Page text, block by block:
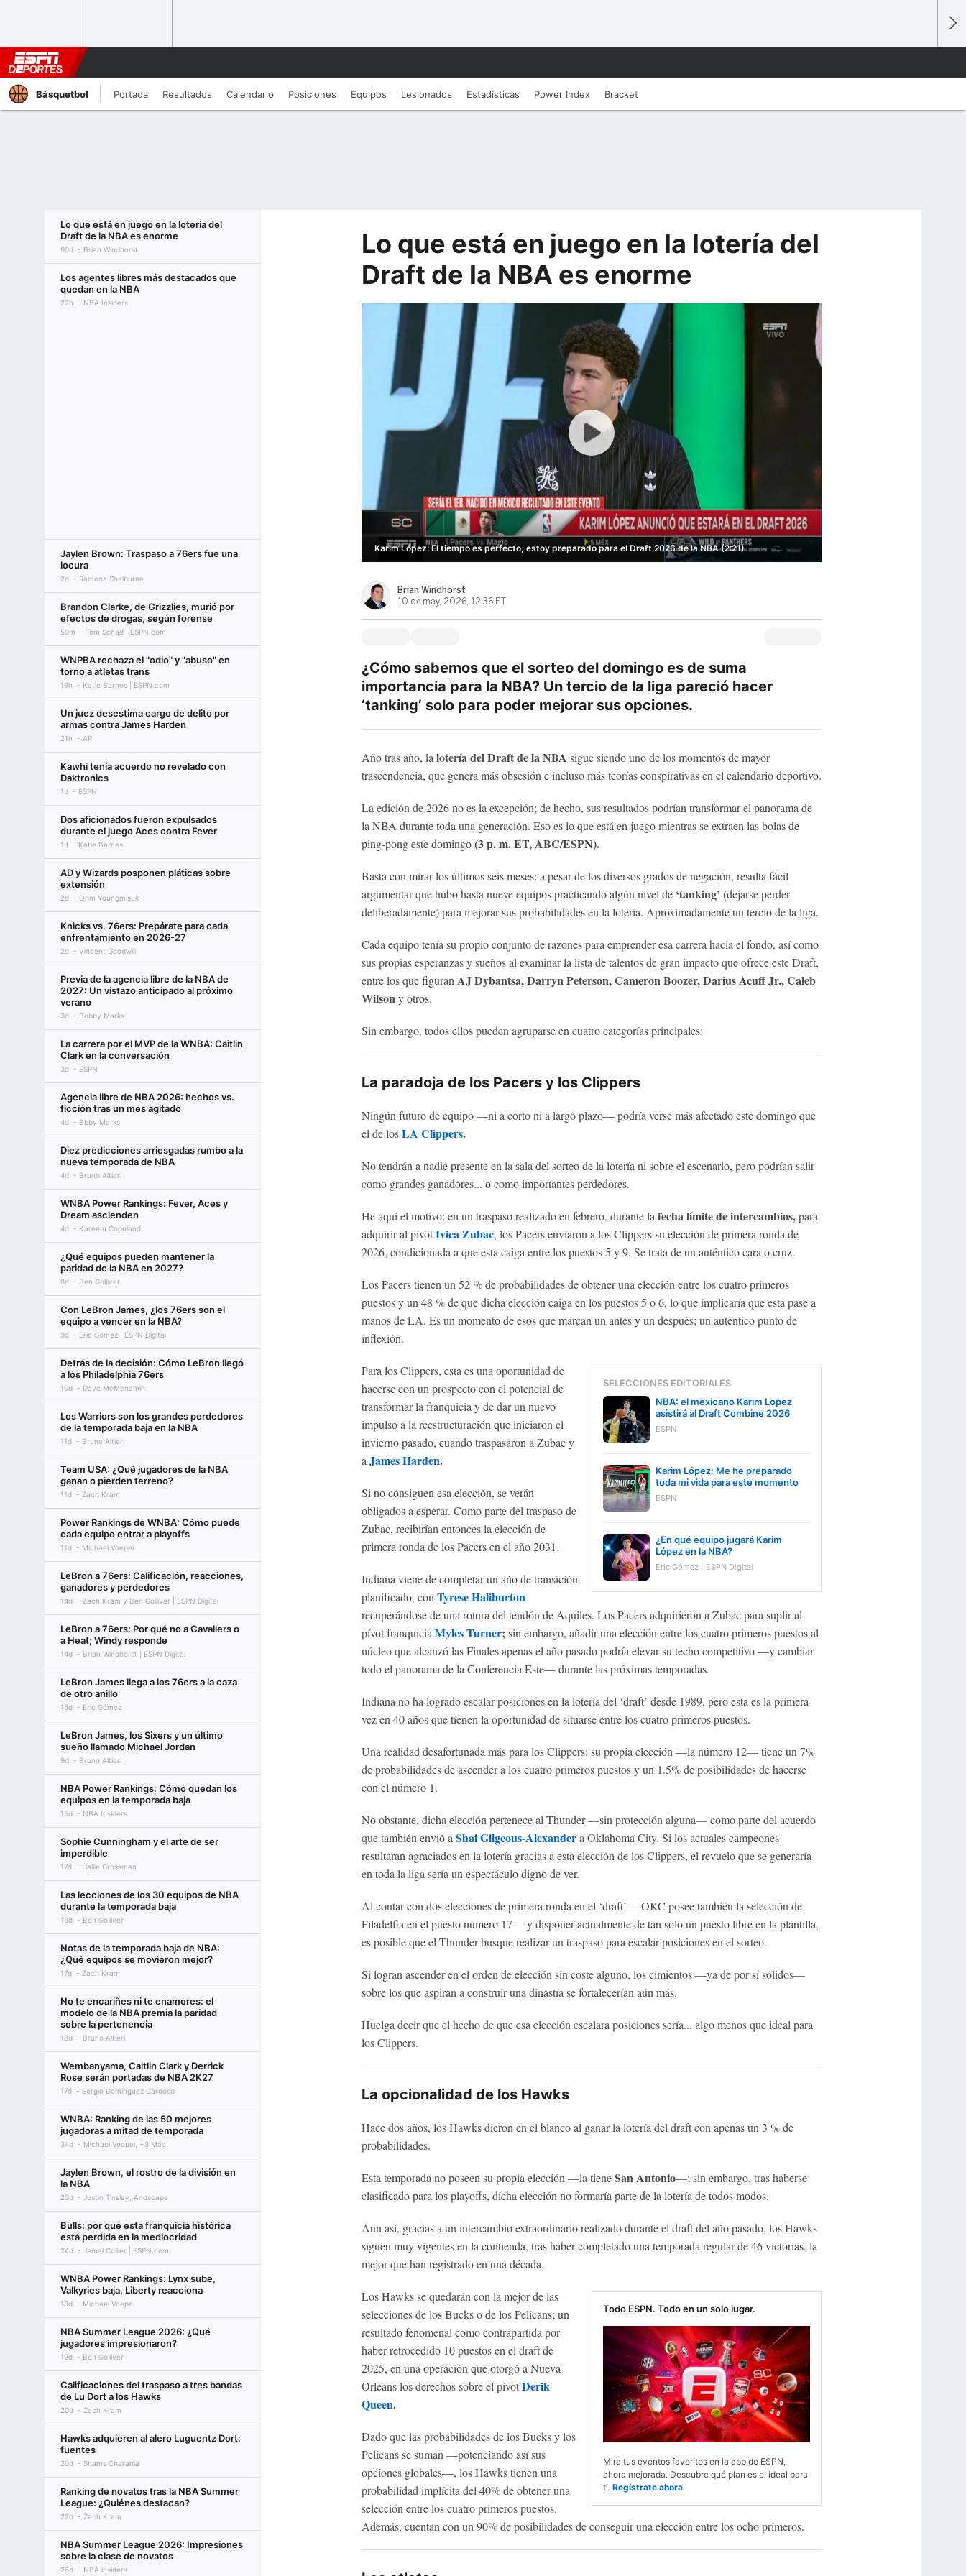
Básquetbol Portada Resultados Calendario Posiciones Equipos Lesionados Estadí­sticas Power Index Bracket
Lo que está en juego en la lotería del
Draft de la NBA es enorme
90d Brian Windhorst
Los agentes libres más destacados que
quedan en la NBA
22h NBA Insiders
Jaylen Brown: Traspaso a 76ers fue una
locura
2d Ramona Shelburne
Brandon Clarke, de Grizzlies, murió por
efectos de drogas, según forense
59m Tom Schad | ESPN.com
WNPBA rechaza el "odio" y "abuso" en
torno a atletas trans
19h Katie Barnes | ESPN.com
Un juez desestima cargo de delito por
armas contra James Harden
21h AP
Kawhi tenía acuerdo no revelado con
Daktronics
1d ESPN
Dos aficionados fueron expulsados
durante el juego Aces contra Fever
1d Katie Barnes
AD y Wizards posponen pláticas sobre
extensión
2d Ohm Youngmisuk
Knicks vs. 76ers: Prepárate para cada
enfrentamiento en 2026-27
2d Vincent Goodwill
Previa de la agencia libre de la NBA de
2027: Un vistazo anticipado al próximo
verano
3d Bobby Marks
La carrera por el MVP de la WNBA: Caitlin
Clark en la conversación
3d ESPN
Agencia libre de NBA 2026: hechos vs.
ficción tras un mes agitado
4d Bbby Marks
Diez predicciones arriesgadas rumbo a la
nueva temporada de NBA
4d Bruno Altieri
WNBA Power Rankings: Fever, Aces y
Dream ascienden
4d Kareem Copeland
¿Qué equipos pueden mantener la
paridad de la NBA en 2027?
8d Ben Golliver
Con LeBron James, ¿los 76ers son el
equipo a vencer en la NBA?
9d Eric Gómez | ESPN Digital
Detrás de la decisión: Cómo LeBron llegó
a los Philadelphia 76ers
10d Dave McMenamin
Los Warriors son los grandes perdedores
de la temporada baja en la NBA
11d Bruno Altieri
Team USA: ¿Qué jugadores de la NBA
ganan o pierden terreno?
11d Zach Kram
Power Rankings de WNBA: Cómo puede
cada equipo entrar a playoffs
11d Michael Voepel
LeBron a 76ers: Calificación, reacciones,
ganadores y perdedores
14d Zach Kram y Ben Golliver | ESPN Digital
LeBron a 76ers: Por qué no a Cavaliers o
a Heat; Windy responde
14d Brian Windhorst | ESPN Digital
LeBron James llega a los 76ers a la caza
de otro anillo
15d Eric Gómez
LeBron James, los Sixers y un último
sueño llamado Michael Jordan
9d Bruno Altieri
NBA Power Rankings: Cómo quedan los
equipos en la temporada baja
15d NBA Insiders
Sophie Cunningham y el arte de ser
imperdible
17d Hallie Grossman
Las lecciones de los 30 equipos de NBA
durante la temporada baja
16d Ben Golliver
Notas de la temporada baja de NBA:
¿Qué equipos se movieron mejor?
17d Zach Kram
No te encariñes ni te enamores: el
modelo de la NBA premia la paridad
sobre la pertenencia
18d Bruno Altieri
Wembanyama, Caitlin Clark y Derrick
Rose serán portadas de NBA 2K27
17d Sergio Domínguez Cardoso
WNBA: Ranking de las 50 mejores
jugadoras a mitad de temporada
34d Michael Voepel, +3 Más
Jaylen Brown, el rostro de la división en
la NBA
23d Justin Tinsley, Andscape
Bulls: por qué esta franquicia histórica
está perdida en la mediocridad
24d Jamal Collier | ESPN.com
WNBA Power Rankings: Lynx sube,
Valkyries baja, Liberty reacciona
18d Michael Voepel
NBA Summer League 2026: ¿Qué
jugadores impresionaron?
19d Ben Golliver
Calificaciones del traspaso a tres bandas
de Lu Dort a los Hawks
20d Zach Kram
Hawks adquieren al alero Luguentz Dort:
fuentes
20d Shams Charania
Ranking de novatos tras la NBA Summer
League: ¿Quiénes destacan?
22d Zach Kram
NBA Summer League 2026: Impresiones
sobre la clase de novatos
26d NBA insiders
Lo que está en juego en la lotería del
Draft de la NBA es enorme
Karim López: El tiempo es perfecto, estoy preparado para el Draft 2026 de la NBA (2:21)
Brian Windhorst
10 de may, 2026, 12:36 ET
¿Cómo sabemos que el sorteo del domingo es de suma
importancia para la NBA? Un tercio de la liga pareció hacer
‘tanking’ solo para poder mejorar sus opciones.
Año tras año, la lotería del Draft de la NBA sigue siendo uno de los momentos de mayor
trascendencia, que genera más obsesión e incluso más teorías conspirativas en el calendario deportivo.
La edición de 2026 no es la excepción; de hecho, sus resultados podrían transformar el panorama de
la NBA durante toda una generación. Eso es lo que está en juego mientras se extraen las bolas de
ping-pong este domingo(3 p. m. ET, ABC/ESPN).
Basta con mirar los últimos seis meses: a pesar de los diversos grados de negación, resulta fácil
argumentar que hubo hasta nueve equipos practicando algún nivel de ‘tanking’ (dejarse perder
deliberadamente) para mejorar sus probabilidades en la lotería. Aproximadamente un tercio de la liga.
Cada equipo tenía su propio conjunto de razones para emprender esa carrera hacia el fondo, así como
sus propias esperanzas y sueños al examinar la lista de talentos de gran impacto que ofrece este Draft,
entre los que figuran AJ Dybantsa, Darryn Peterson, Cameron Boozer, Darius Acuff Jr., Caleb
Wilson y otros.
Sin embargo, todos ellos pueden agruparse en cuatro categorías principales:
La paradoja de los Pacers y los Clippers
Ningún futuro de equipo —ni a corto ni a largo plazo— podría verse más afectado este domingo que
el de losLA Clippers.
No tendrán a nadie presente en la sala del sorteo de la lotería ni sobre el escenario, pero podrían salir
como grandes ganadores... o como importantes perdedores.
He aquí el motivo: en un traspaso realizado en febrero, durante la fecha límite de intercambios,para
adquirir al pívotIvica Zubac, los Pacers enviaron a los Clippers su elección de primera ronda de
2026, condicionada a que esta caiga entre los puestos 5 y 9. Se trata de un auténtico cara o cruz.
Los Pacers tienen un 52 % de probabilidades de obtener una elección entre los cuatro primeros
puestos y un 48 % de que dicha elección caiga en los puestos 5 o 6, lo que implicaría que esta pase a
manos de LA. Es un momento de esos que marcan un antes y un después; un auténtico punto de
inflexión.
SELECCIONES EDITORIALES
NBA: el mexicano Karim Lopez
asistirá al Draft Combine 2026
ESPN
Karim López: Me he preparado
toda mi vida para este momento
ESPN
¿En qué equipo jugará Karim
López en la NBA?
Eric Gómez | ESPN Digital
Para los Clippers, esta es una oportunidad de
hacerse con un prospecto con el potencial de
transformar la franquicia y de dar un nuevo
impulso a la reestructuración que iniciaron el
invierno pasado, cuando traspasaron a Zubac y
a James Harden.
Si no consiguen esa elección, se verán
obligados a esperar. Como parte del traspaso de
Zubac, recibirían entonces la elección de
primera ronda de los Pacers en el año 2031.
Indiana viene de completar un año de transición
planificado, con Tyrese Haliburton
recuperándose de una rotura del tendón de Aquiles. Los Pacers adquirieron a Zubac para suplir al
pívot franquicia Myles Turner; sin embargo, añadir una elección entre los cuatro primeros puestos al
núcleo que alcanzó las Finales apenas el año pasado podría elevar su techo competitivo —y cambiar
todo el panorama de la Conferencia Este— durante las próximas temporadas.
Indiana no ha logrado escalar posiciones en la lotería del ‘draft’ desde 1989, pero esta es la primera
vez en 40 años que tienen la oportunidad de situarse entre los cuatro primeros puestos.
Una realidad desafortunada más para los Clippers: su propia elección —la número 12— tiene un 7%
de probabilidades de ascender a los cuatro primeros puestos y un 1.5% de posibilidades de hacerse
con el número 1.
No obstante, dicha elección pertenece al Thunder —sin protección alguna— como parte del acuerdo
que también envió a Shai Gilgeous-Alexandera Oklahoma City. Si los actuales campeones
resultaran agraciados en la lotería gracias a esta elección de los Clippers, el revuelo que se generaría
en toda la liga sería un espectáculo digno de ver.
Al contar con dos elecciones de primera ronda en el ‘draft’ —OKC posee también la selección de
Filadelfia en el puesto número 17— y disponer actualmente de tan solo un puesto libre en la plantilla,
es posible que el Thunder busque realizar un traspaso para escalar posiciones en el sorteo.
Si logran ascender en el orden de elección sin coste alguno, los cimientos —ya de por sí sólidos—
sobre los que aspiran a construir una dinastía se fortalecerían aún más.
Huelga decir que el hecho de que esa elección escalara posiciones sería... algo menos que ideal para
los Clippers.
La opcionalidad de los Hawks
Hace dos años, los Hawks dieron en el blanco al ganar la lotería del draft con apenas un 3 % de
probabilidades.
Esta temporada no poseen su propia elección —la tieneSan Antonio—; sin embargo, tras haberse
clasificado para los playoffs, dicha elección no formaría parte de la lotería de todos modos.
Aun así, gracias a un intercambio extraordinario realizado durante el draft del año pasado, los Hawks
siguen muy vigentes en la contienda, tras haber completado una temporada regular de 46 victorias, la
mejor que han registrado en una década.
Todo ESPN. Todo en un solo lugar.
Mira tus eventos favoritos en la app de ESPN,
ahora mejorada. Descubre qué plan es el ideal para
ti. Regístrate ahora
Los Hawks se quedarán con la mejor de las
selecciones de los Bucks o de los Pelicans; un
resultado fenomenal como contrapartida por
haber retrocedido 10 puestos en el draft de
2025, en una operación que otorgó a Nueva
Orleans los derechos sobre el pívotDerik
Queen.
Dado que las probabilidades de los Bucks y los
Pelicans se suman —potenciando así sus
opciones globales—, los Hawks tienen una
probabilidad implícita del 40% de obtener una
selección entre los cuatro primeros puestos.
Además, cuentan con un 90% de posibilidades de conseguir una elección entre los ocho primeros.